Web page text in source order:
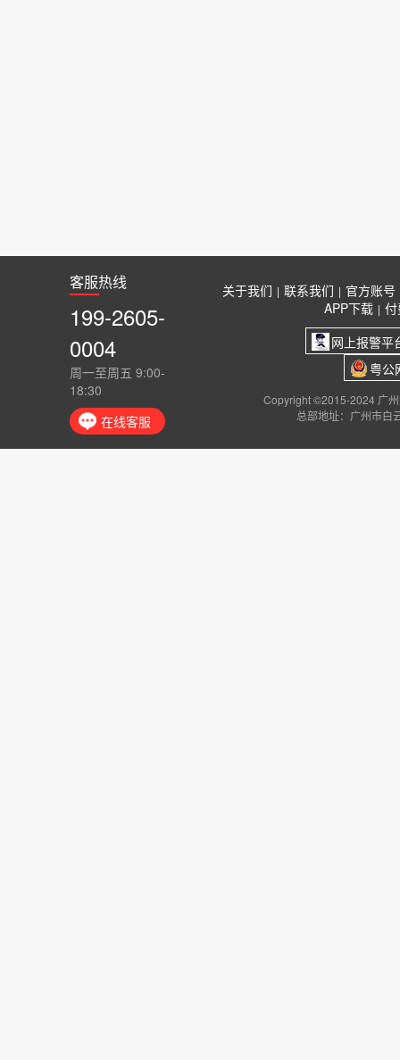
客服热线
199-2605-
0004
周一至周五 9:00-
18:30
在线客服
关于我们 | 联系我们 | 官方账号
APP下载 |
网上报警平
粤公
Copyright ©2015-2024 广
总部地址：广州市白